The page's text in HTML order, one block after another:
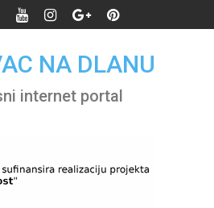
NA DLANU
internet portal